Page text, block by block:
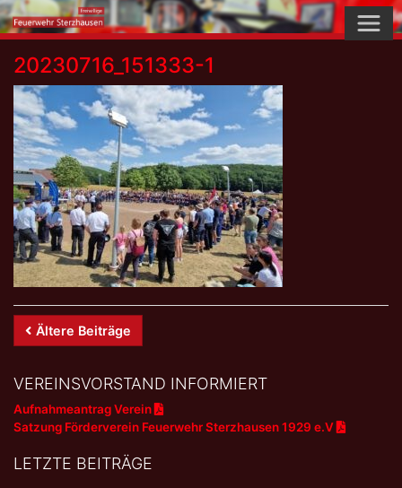
Skip
to
content
20230716_151333-1
Beitrags-
Navigation
Ältere Beiträge
VEREINSVORSTAND INFORMIERT
Aufnahmeantrag Verein
Satzung Förderverein Feuerwehr Sterzhausen 1929 e.V
LETZTE BEITRÄGE